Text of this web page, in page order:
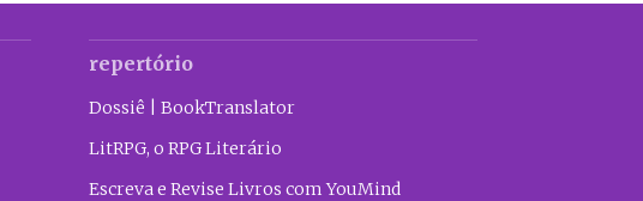
repertório
Dossiê | BookTranslator
LitRPG, o RPG Literário
Escreva e Revise Livros com YouMind